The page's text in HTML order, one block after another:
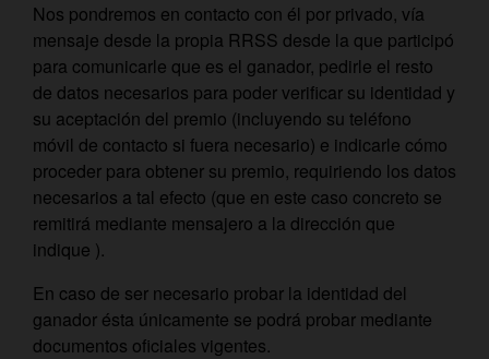
Nos pondremos en contacto con él por privado, vía
mensaje desde la propia RRSS desde la que participó
para comunicarle que es el ganador, pedirle el resto
de datos necesarios para poder verificar su identidad y
su aceptación del premio (incluyendo su teléfono
móvil de contacto si fuera necesario) e indicarle cómo
proceder para obtener su premio, requiriendo los datos
necesarios a tal efecto (que en este caso concreto se
remitirá mediante mensajero a la dirección que
indique ).
En caso de ser necesario probar la identidad del
ganador ésta únicamente se podrá probar mediante
documentos oficiales vigentes.